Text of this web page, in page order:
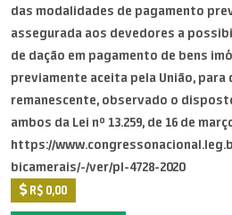
das modalidades de pagamento
assegurada aos devedores a
de dação em pagamento de bens
previamente aceita pela União,
remanescente, observado o
ambos da Lei nº 13.259, de 16 de
https://
bicamerais/-/ver/pl-4728-2020
R$ 0,00